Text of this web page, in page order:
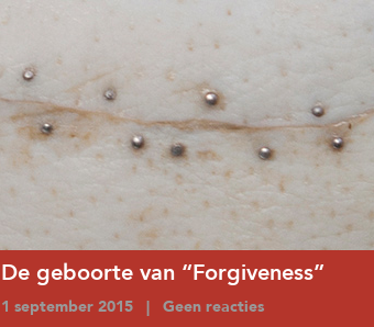
De geboorte van “Forgiveness”
1 september 2015 | Geen reacties